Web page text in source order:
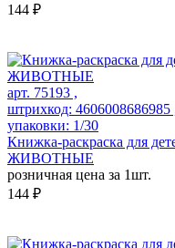
144 ₽
арт. 75193 ,
штрихкод: 4606008686985
упаковки: 1/30
Книжка-раскраска для
ЖИВОТНЫЕ
розничная цена за 1шт.
144 ₽